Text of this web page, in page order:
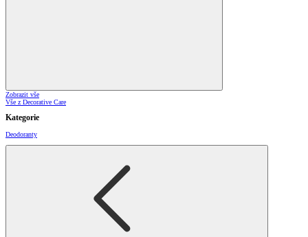
Zobrazit vše
Vše z Decorative Care
Kategorie
Deodoranty